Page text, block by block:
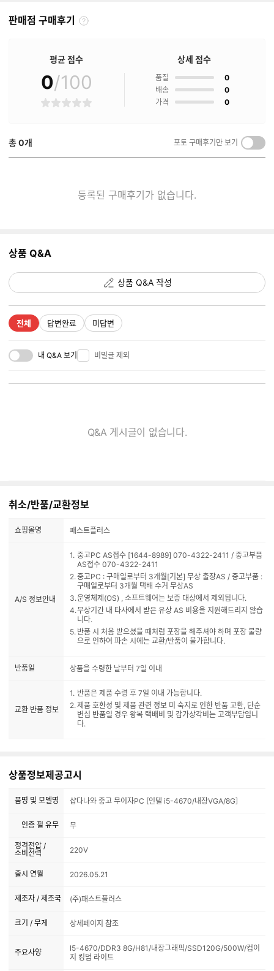
판매점 구매후기
판
후
기
란?
평균 점수
0/100
별
상세 점수
품질 0점
배송
0점
가격
0점
총0개 포토 구매후기만 보기
켜
기/
등록된 구매후기가 없습니다.
상품 Q&A
상품 Q&A 작성
전체 답변완료 미답변
내 Q&A 보기 비밀글 제외
Q&A 게시글이 없습니다.
취소/반품/교환정보
쇼핑몰명 패스트플러스
A/S 정보안내
중고PC AS접수 [1644-8989] 070-4322-2411 / 중고부품
AS접수 070-4322-2411
중고PC : 구매일로부터 3개월[기본] 무상 출장AS / 중고부품 :
구매일로부터 3개월 택배 수거 무상AS
운영체제(OS) , 소프트웨어는 보증 대상에서 제외됩니다.
무상기간 내 타사에서 받은 유상 AS 비용을 지원해드리지 않습
니다.
반품 시 처음 받으셨을 때처럼 포장을 해주셔야 하며 포장 불량
으로 인하여 파손 시에는 교환/반품이 불가합니다.
반품일 상품을 수령한 날부터 7일 이내
교환 반품 정보
반품은 제품 수령 후 7일 이내 가능합니다.
제품 호환성 및 제품 관련 정보 미 숙지로 인한 반품 교환, 단순
변심 반품일 경우 왕복 택배비 및 감가상각비는 고객부담입니
다.
상품정보제공고시
품명 및 모델명 샵다나와 중고 무이자PC [인텔 i5-4670/내장VGA/8G]
인증 필 유무 무
정격전압 /
소비전력
220V
출시 연월 2026.05.21
제조자 / 제조국 (주)패스트플러스
크기 / 무게 상세페이지 참조
주요사양
I5-4670/DDR3 8G/H81/내장그래픽/SSD120G/500W/컴이
지 킹덤 라이트